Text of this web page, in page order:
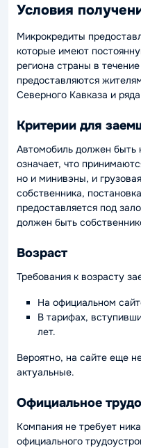
Условия
Микрокредиты
которые имеют
региона страны в
предоставляются
Северного Кавказа и
Критерии для
Автомобиль должен быть
означает, что
но и минивэны, и
собственника,
предоставляется под
должен быть
Возраст
Требования к возрасту
На официальном
В тарифах,
лет.
Вероятно, на сайте еще
актуальные.
Официальное
Компания не требует
официального